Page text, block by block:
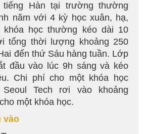
tiếng Hàn tại trường thường
năm với 4 kỳ học xuân, hạ,
khóa học thường kéo dài 10
tổng thời lượng khoảng 250
đến thứ Sáu hàng tuần. Lớp
đầu vào lúc 9h sáng và kéo
Chi phí cho một khóa học
Tech rơi vào khoảng
một khóa học.
vào